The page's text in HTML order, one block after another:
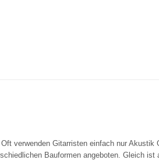
verwenden Gitarristen einfach nur Akustik
Bauformen angeboten. Gleich